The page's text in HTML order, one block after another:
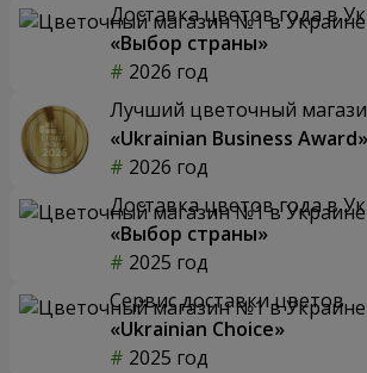
Доставка цветов года в
«Выбор страны»
2026 год
Лучший цветочный
«Ukrainian Business Award»
2026 год
Доставка цветов года в
«Выбор страны»
2025 год
Сервис доставки цветов
«Ukrainian Choice»
2025 год